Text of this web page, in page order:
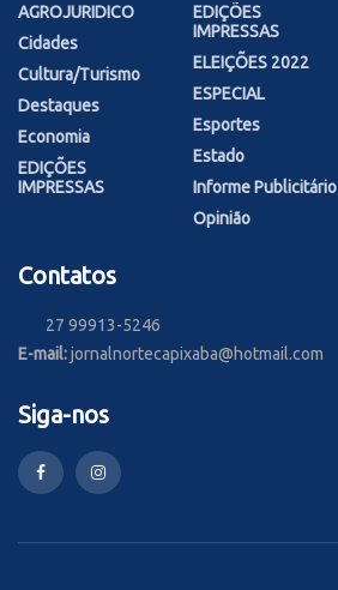
AGROJURIDICO
Cidades
Cultura/Turismo
Destaques
Economia
EDIÇÕES
IMPRESSAS
EDIÇÕES
IMPRESSAS
ELEIÇÕES 2022
ESPECIAL
Esportes
Estado
Informe Publicitário
Opinião
Contatos
27 99913-5246
E-mail:jornalnortecapixaba@hotmail.com
Siga-nos